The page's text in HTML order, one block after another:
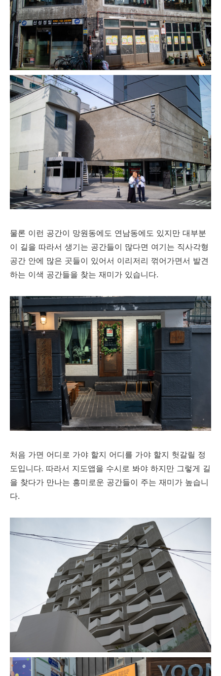
물론 이런 공간이 망원동에도 연남동에도 있지만 대부분
이 길을 따라서 생기는 공간들이 많다면 여기는 직사각형
공간 안에 많은 곳들이 있어서 이리저리 꺾어가면서 발견
하는 이색 공간들을 찾는 재미가 있습니다.
처음 가면 어디로 가야 할지 어디를 가야 할지 헛갈릴 정
도입니다. 따라서 지도앱을 수시로 봐야 하지만 그렇게 길
을 찾다가 만나는 흥미로운 공간들이 주는 재미가 높습니
다.